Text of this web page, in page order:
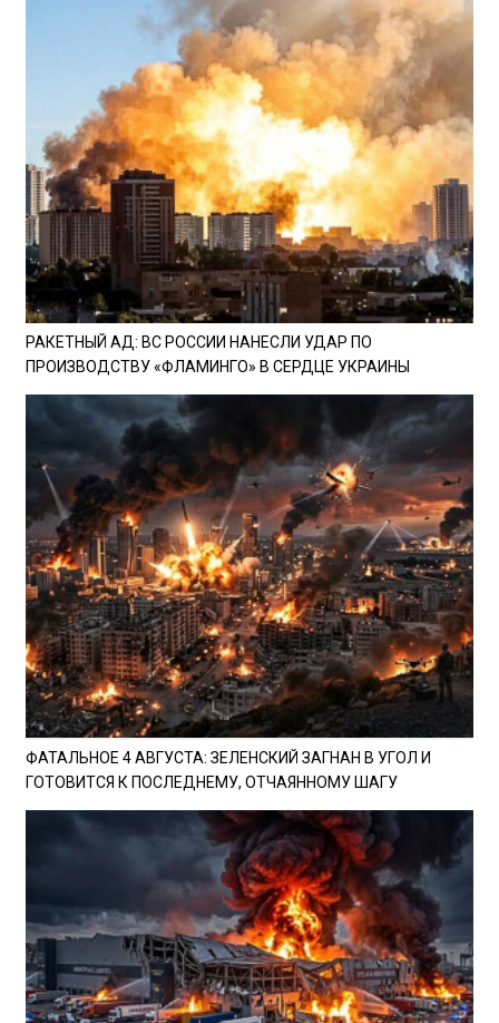
РАКЕТНЫЙ АД: ВС РОССИИ НАНЕСЛИ УДАР ПО
ПРОИЗВОДСТВУ «ФЛАМИНГО» В СЕРДЦЕ УКРАИНЫ
ФАТАЛЬНОЕ 4 АВГУСТА: ЗЕЛЕНСКИЙ ЗАГНАН В УГОЛ И
ГОТОВИТСЯ К ПОСЛЕДНЕМУ, ОТЧАЯННОМУ ШАГУ